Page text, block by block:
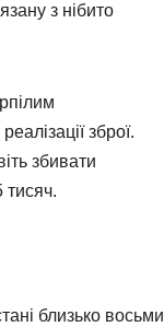
з нібито
зброї.
збивати
тисяч.
близько восьми